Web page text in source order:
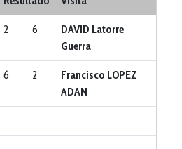
2 6
DAVID Latorre
Guerra
6 2
Francisco LOPEZ
ADAN